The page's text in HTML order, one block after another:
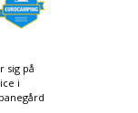
sig på
i